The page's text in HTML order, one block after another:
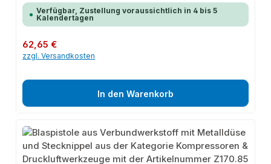
Verfügbar, Zustellung voraussichtlich in 4 bis 5
Kalendertagen
Regulärer Preis:
62,65 €
zzgl. Versandkosten
In den Warenkorb